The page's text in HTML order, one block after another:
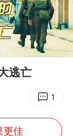
泰国校园枪击事件已致8死30余伤
王虹邓煜的同学获统计学界诺贝尔奖
恭被查
疑记录仪
06:35
逃亡
1
更佳